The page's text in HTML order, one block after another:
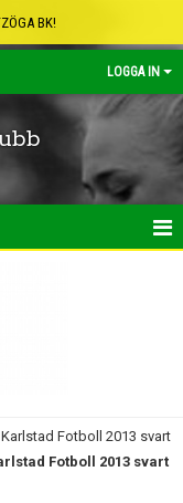
BK!
LOGGA IN
Fotboll 2013 svart